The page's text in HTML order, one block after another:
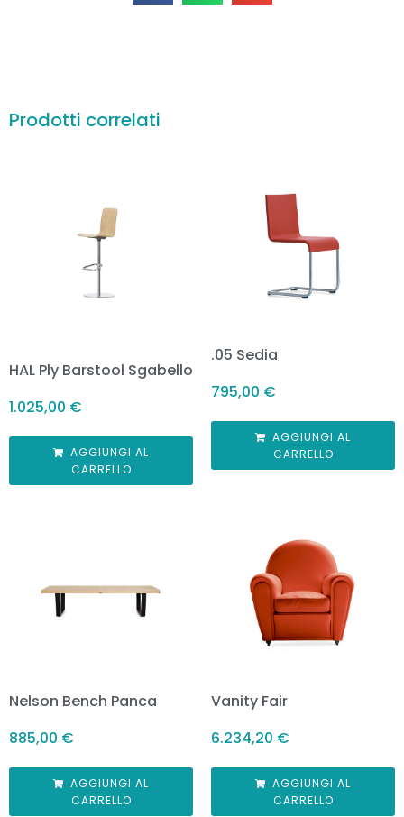
Prodotti correlati
HAL Ply Barstool Sgabello
1.025,00 €
AGGIUNGI AL
CARRELLO
.05 Sedia
795,00 €
AGGIUNGI AL
CARRELLO
Nelson Bench Panca
885,00 €
AGGIUNGI AL
CARRELLO
Vanity Fair
6.234,20 €
AGGIUNGI AL
CARRELLO